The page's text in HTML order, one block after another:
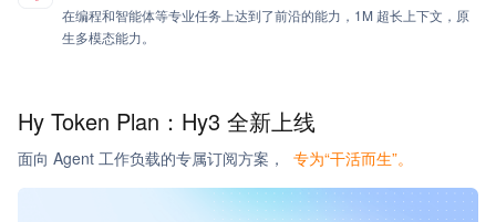
在编程和智能体等专业任务上达到了前沿的能力，1M 超长上下文， 原
生多模态能力。
Hy Token Plan： Hy3 全新上线
面向 Agent 工作负载的专属订阅方案， 专为“干活而生”。